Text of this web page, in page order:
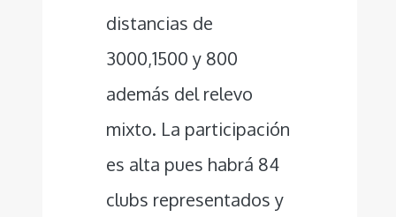
distancias de
3000,1500 y 800
además del relevo
mixto. La participación
es alta pues habrá 84
clubs representados y